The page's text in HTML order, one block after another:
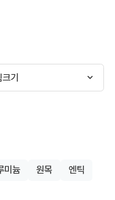
크기
미늄 원목
엔틱